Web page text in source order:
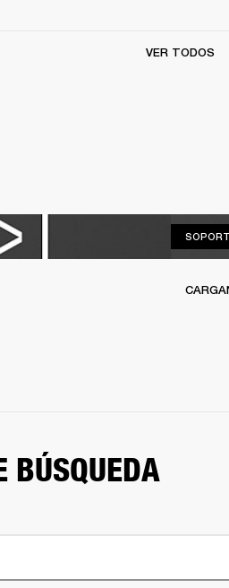
VER TODOS
BÚSQUEDA